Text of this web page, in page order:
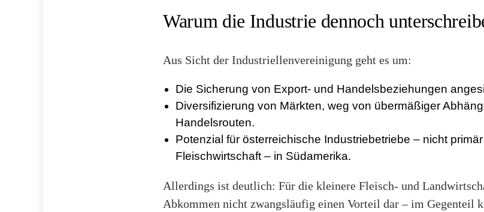
Warum die Industrie dennoch
Aus Sicht der Industriellenvereinigung geht es um:
Die Sicherung von Export- und Handelsbeziehungen
Diversifizierung von Märkten, weg von übermäßiger
Handelsrouten.
Potenzial für österreichische Industriebetriebe – nicht
Fleischwirtschaft – in Südamerika.
Allerdings ist deutlich: Für die kleinere Fleisch- und
Abkommen nicht zwangsläufig einen Vorteil dar – im Gegenteil